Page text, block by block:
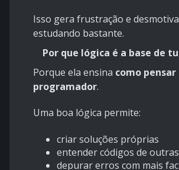
Isso gera frustração e
estudando bastante.
Por que lógica é a base de
Porque ela ensina como
programador.
Uma boa lógica permite:
criar soluções próprias
entender códigos de
depurar erros com mais